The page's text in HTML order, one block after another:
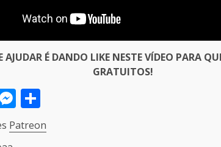
AJUDAR É DANDO LIKE NESTE VÍDEO PARA
GRATUITOS!
Messenger
Patreon